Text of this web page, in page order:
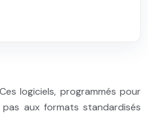
logiciels, programmés pour
aux formats standardisés